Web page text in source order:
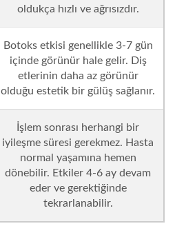
oldukça hızlı ve ağrısızdır.
Botoks etkisi genellikle 3-7 gün
içinde görünür hale gelir. Diş
etlerinin daha az görünür
olduğu estetik bir gülüş sağlanır.
İşlem sonrası herhangi bir
iyileşme süresi gerekmez. Hasta
normal yaşamına hemen
dönebilir. Etkiler 4-6 ay devam
eder ve gerektiğinde
tekrarlanabilir.